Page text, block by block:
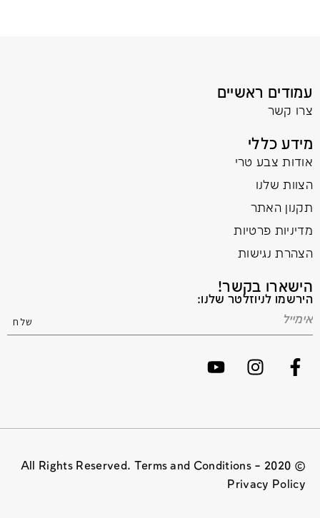
עמודים ראשיים
צרו קשר
מידע כללי
אודות צבע טרי
הצוות שלנו
תקנון האתר
מדיניות פרטיות
הצהרת נגישות
הישארו בקשר!
הירשמו לניוזלטר שלנו:
© 2020 All Rights Reserved. Terms and Conditions –
Privacy Policy